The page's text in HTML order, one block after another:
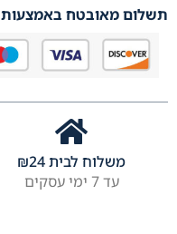
תשלום מאובטח באמצעות
משלוח לבית ₪24
עד 7 ימי עסקים